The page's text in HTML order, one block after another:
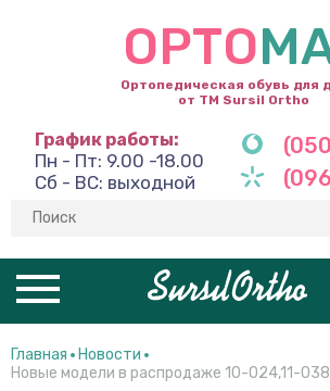
ОРТО
Ортопедическая обувь для
от ТМ Sursil Ortho
График работы:
Пн - Пт: 9.00 -18.00
Сб - ВС: выходной
Главная
Новости
Новые модели в распродаже 10-024,11-